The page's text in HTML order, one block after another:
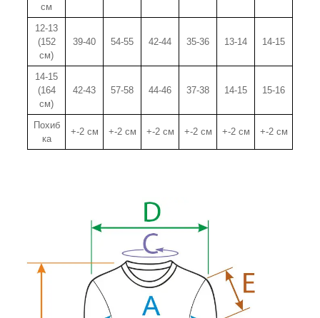
см
12-13
(152
см)
39-40 54-55 42-44 35-36 13-14 14-15
14-15
(164
см)
42-43 57-58 44-46 37-38 14-15 15-16
Похиб
ка
+-2 см +-2 см +-2 см +-2 см +-2 см +-2 см